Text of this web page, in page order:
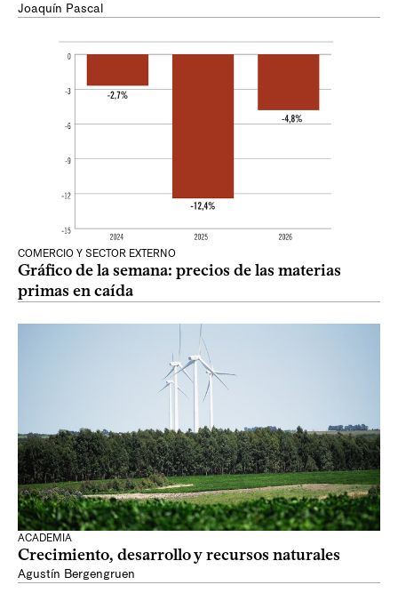
Joaquín Pascal
COMERCIO Y SECTOR EXTERNO
Gráfico de la semana: precios de las materias
primas en caída
ACADEMIA
Crecimiento, desarrollo y recursos naturales
Agustín Bergengruen